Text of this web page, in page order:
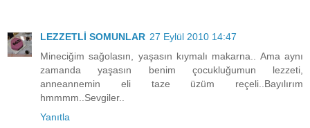
LEZZETLİ SOMUNLAR 27 Eylül 2010 14:47
Mineciğim sağolasın, yaşasın kıymalı makarna.. Ama aynı
zamanda yaşasın benim çocukluğumun lezzeti,
anneannemin eli taze üzüm reçeli..Bayılırım
hmmmm..Sevgiler..
Yanıtla